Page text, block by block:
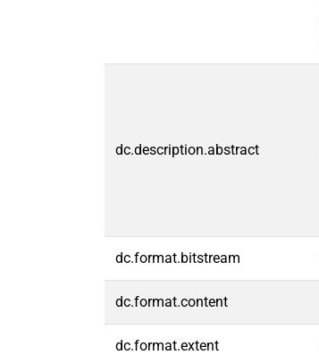
dc.description.abstract
dc.format.bitstream
dc.format.content
dc.format.extent